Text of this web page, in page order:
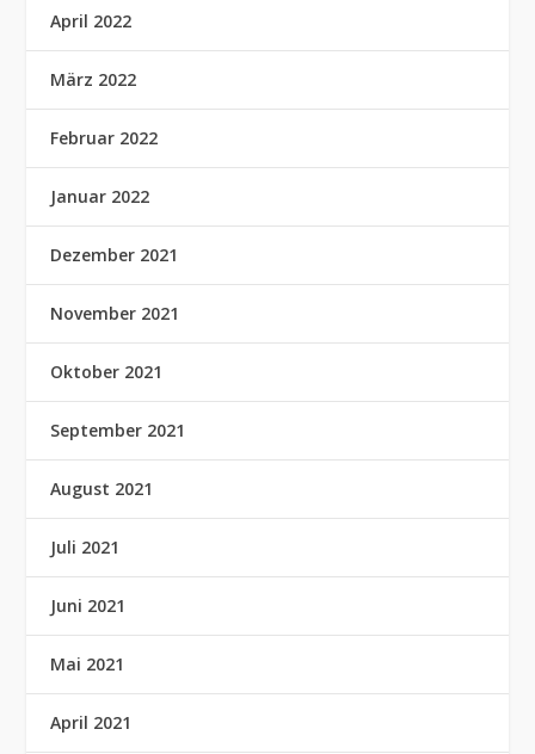
April 2022
März 2022
Februar 2022
Januar 2022
Dezember 2021
November 2021
Oktober 2021
September 2021
August 2021
Juli 2021
Juni 2021
Mai 2021
April 2021